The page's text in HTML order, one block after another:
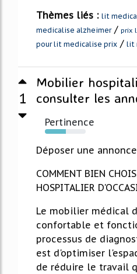
Thèmes liés : lit
medicalise alzheimer/ prix
pour lit medicalise prix / lit
1
Mobilier
consulter les
Pertinence
52%
Déposer une
COMMENT BIEN
HOSPITALIER
Le mobilier médical
confortable et
processus de
est d'optimiser
de réduire le travail